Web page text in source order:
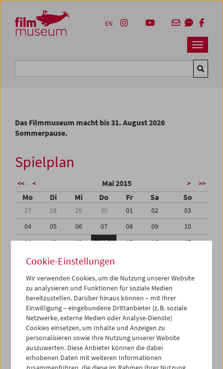
Zum Inhalt
Zum Hauptmenü
Zur Servicenavigation
Zum Suche
Navbar
EN
Das Filmmuseum macht bis 31. August 2026
Sommerpause.
Spielplan
<< < Mai 2015 > >>
Mo Di Mi Do Fr Sa So
27 28 29 30 01 02
03
04
05 06 07 08 09
10
11
12 13 14 15 16
17
18
19 20 21
25
27 29
31
01
02 03 04 05 06
iCalender
Programmheft-PDF
English language or subtitles
Cookie-Einstellungen
Wir verwenden Cookies, um die Nutzung unserer Website
zu analysieren und Funktionen für soziale Medien
bereitzustellen. Darüber hinaus können – mit Ihrer
Einwilligung – eingebundene Drittanbieter (z. B. soziale
Netzwerke, externe Medien oder Analyse-Dienste)
Cookies einsetzen, um Inhalte und Anzeigen zu
personalisieren sowie Ihre Nutzung unserer Website
auszuwerten. Diese Anbieter können die dabei
erhobenen Daten mit weiteren Informationen